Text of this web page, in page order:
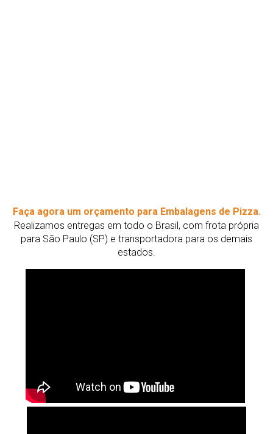
Faça agora um orçamento para Embalagens de Pizza.
Realizamos entregas em todo o Brasil, com frota própria
para São Paulo (SP) e transportadora para os demais
estados.